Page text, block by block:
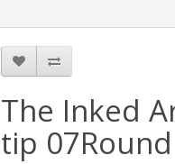
The Inked
tip 07Round